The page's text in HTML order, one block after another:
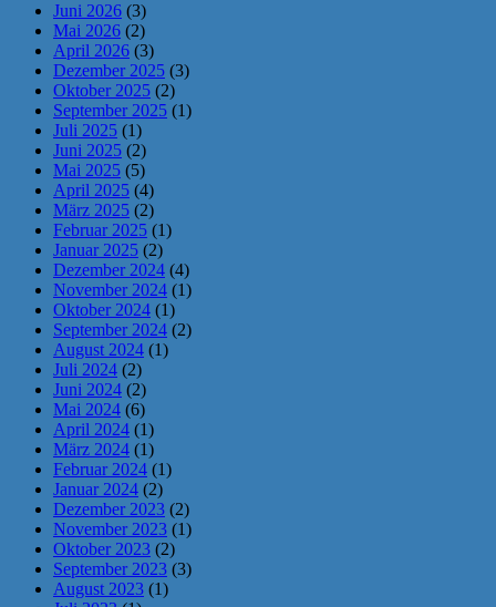
Juni 2026 (3)
Mai 2026 (2)
April 2026 (3)
Dezember 2025 (3)
Oktober 2025 (2)
September 2025 (1)
Juli 2025 (1)
Juni 2025 (2)
Mai 2025 (5)
April 2025 (4)
März 2025 (2)
Februar 2025 (1)
Januar 2025 (2)
Dezember 2024 (4)
November 2024 (1)
Oktober 2024 (1)
September 2024 (2)
August 2024 (1)
Juli 2024 (2)
Juni 2024 (2)
Mai 2024 (6)
April 2024 (1)
März 2024 (1)
Februar 2024 (1)
Januar 2024 (2)
Dezember 2023 (2)
November 2023 (1)
Oktober 2023 (2)
September 2023 (3)
August 2023 (1)